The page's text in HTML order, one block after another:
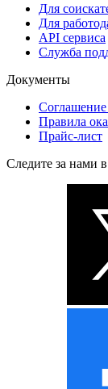
Для
Для
API сервиса
Служба
Документы
Соглашение
Правила
Прайс-лист
Следите за нами